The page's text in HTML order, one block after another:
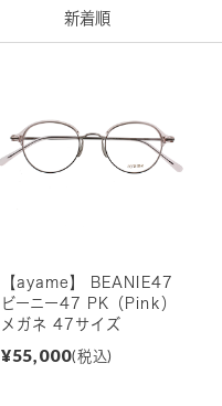
【ayame】 BEANIE47
ビーニー47 PK（Pink）
メガネ 47サイズ
¥55,000(税込)